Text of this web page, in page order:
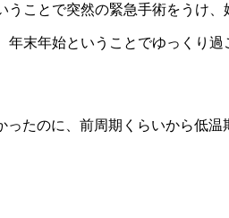
ことで突然の緊急手術をうけ
末年始ということでゆっくり過
たのに、前周期くらいから低